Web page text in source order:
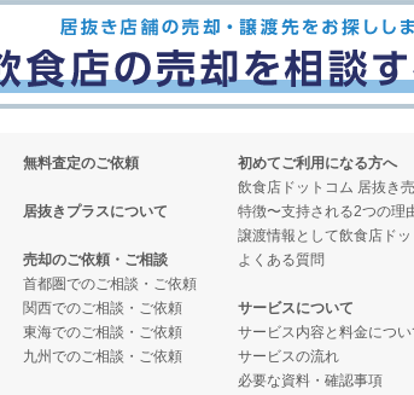
無料査定のご依頼
居抜きプラスについて
売却のご依頼・ご相談
首都圏でのご相談・ご依頼
関西でのご相談・ご依頼
東海でのご相談・ご依頼
九州でのご相談・ご依頼
初めてご利用になる方へ
飲食店ドットコム 居抜き
特徴〜支持される2つの理
譲渡情報として飲食店ド
よくある質問
サービスについて
サービス内容と料金につい
サービスの流れ
必要な資料・確認事項